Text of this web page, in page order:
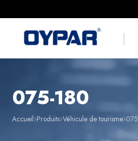
|
075-180
Accueil Produits Véhicule de tourisme